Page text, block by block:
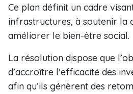
Ce plan définit un cadre
infrastructures, à soutenir la
améliorer le bien-être social.
La résolution dispose que
d’accroître l’efficacité des
afin qu’ils génèrent des